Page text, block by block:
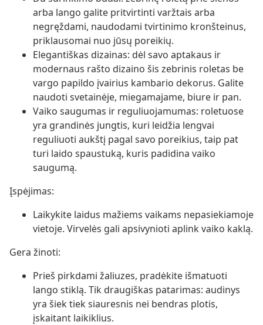
arba lango galite pritvirtinti varžtais arba
negręždami, naudodami tvirtinimo kronšteinus,
priklausomai nuo jūsų poreikių.
Elegantiškas dizainas: dėl savo aptakaus ir
modernaus rašto dizaino šis zebrinis roletas be
vargo papildo įvairius kambario dekorus. Galite
naudoti svetainėje, miegamajame, biure ir pan.
Vaiko saugumas ir reguliuojamumas: roletuose
yra grandinės jungtis, kuri leidžia lengvai
reguliuoti aukštį pagal savo poreikius, taip pat
turi laido spaustuką, kuris padidina vaiko
saugumą.
Įspėjimas:
Laikykite laidus mažiems vaikams nepasiekiamoje
vietoje. Virvelės gali apsivynioti aplink vaiko kaklą.
Gera žinoti:
Prieš pirkdami žaliuzes, pradėkite išmatuoti
lango stiklą. Tik draugiškas patarimas: audinys
yra šiek tiek siauresnis nei bendras plotis,
įskaitant laikiklius.